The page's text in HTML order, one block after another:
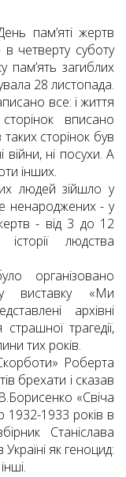
пам’яті жертв
в четверту суботу
пам’ять загиблих
28 листопада.
все: і життя
вписано
сторінок був
ні посухи. А
інших.
людей зійшло у
ненароджених - у
- від 3 до 12
людства
організовано
виставку «Ми
архівні
трагедії,
тих років.
Роберта
брехати і сказав
«Свіча
1932-1933 років в
Станіслава
як геноцид: